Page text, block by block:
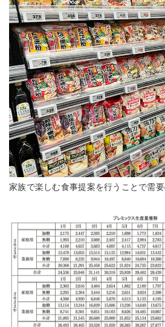
家族で楽しむ食事提案を行うことで需